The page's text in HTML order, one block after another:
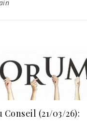
Conseil (21/03/26):